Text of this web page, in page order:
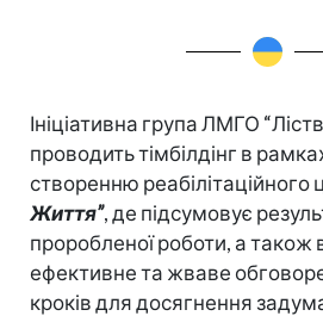
Ініціативна група ЛМГО
проводить тімбілдінг в
створенню реабілітаційного
Життя”, де підсумовує
проробленої роботи, а також
ефективне та жваве
кроків для досягнення